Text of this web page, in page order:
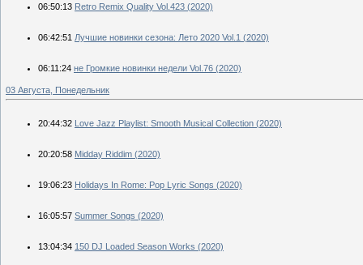
06:50:13 Retro Remix Quality Vol.423 (2020)
06:42:51 Лучшие новинки сезона: Лето 2020 Vol.1 (2020)
06:11:24 не Громкие новинки недели Vol.76 (2020)
03 Августа, Понедельник
20:44:32 Love Jazz Playlist: Smooth Musical Collection (2020)
20:20:58 Midday Riddim (2020)
19:06:23 Holidays In Rome: Pop Lyric Songs (2020)
16:05:57 Summer Songs (2020)
13:04:34 150 DJ Loaded Season Works (2020)